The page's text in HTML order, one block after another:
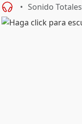
Sonido Totales